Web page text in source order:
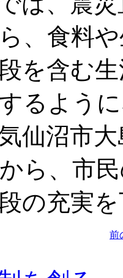
、食料
を含む
るよう
仙沼市
ら、市
の充実
前